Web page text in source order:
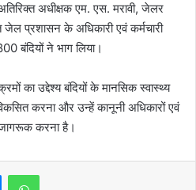
अधीक्षक एम. एस. मरावी, जेलर
प्रशासन के अधिकारी एवं कर्मचारी
बंदियों ने भाग लिया।
का उद्देश्य बंदियों के मानसिक स्वास्थ्य
करना और उन्हें कानूनी अधिकारों एवं
करना है।
MessengerWhatsApp